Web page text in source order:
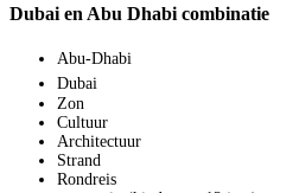
Dubai en Abu Dhabi combinatie
Abu-Dhabi
Dubai
Zon
Cultuur
Architectuur
Strand
Rondreis